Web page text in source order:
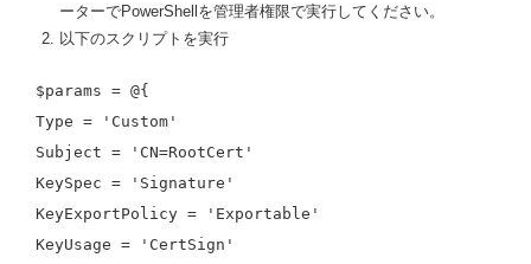
ーターでPowerShellを管理者権限で実行してください。
以下のスクリプトを実行
$params = @{
Type = 'Custom'
Subject = 'CN=RootCert'
KeySpec = 'Signature'
KeyExportPolicy = 'Exportable'
KeyUsage = 'CertSign'